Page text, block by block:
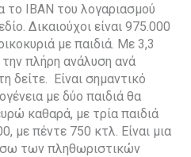
IBAN του λογαριασμού
Δικαιούχοι είναι 975.000
με παιδιά. Με 3,3
πλήρη ανάλυση ανά
δείτε. Είναι σημαντικό
με δύο παιδιά θα
καθαρά, με τρία παιδιά
με πέντε 750 κτλ. Είναι μια
των πληθωριστικών